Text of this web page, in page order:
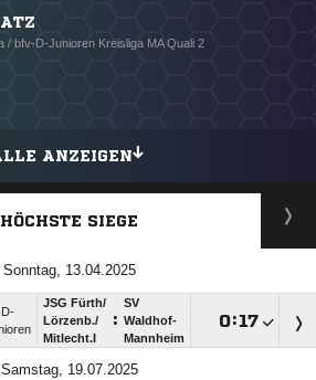
/ bfv-D-Junioren Kreisliga MA Quali 2
ANZEIGEN
HÖCHSTE SIEGE
Sonntag, 13.04.2025
D-
JSG Fürth/​
Lörzenb./​
Mitlecht.I
:
SV
Waldhof-
Mannheim
:
Samstag, 19.07.2025